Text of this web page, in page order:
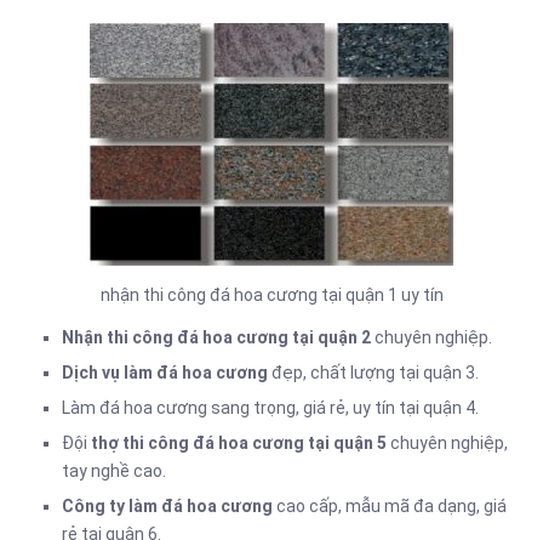
nhận thi công đá hoa cương tại quận 1 uy tín
Nhận thi công đá hoa cương tại quận 2chuyên nghiệp.
Dịch vụ làm đá hoa cương đẹp, chất lượng tại quận 3.
Làm đá hoa cương sang trọng, giá rẻ, uy tín tại quận 4.
Đội thợ thi công đá hoa cương tại quận 5 chuyên nghiệp,
tay nghề cao.
Công ty làm đá hoa cương cao cấp, mẫu mã đa dạng, giá
rẻ tại quận 6.